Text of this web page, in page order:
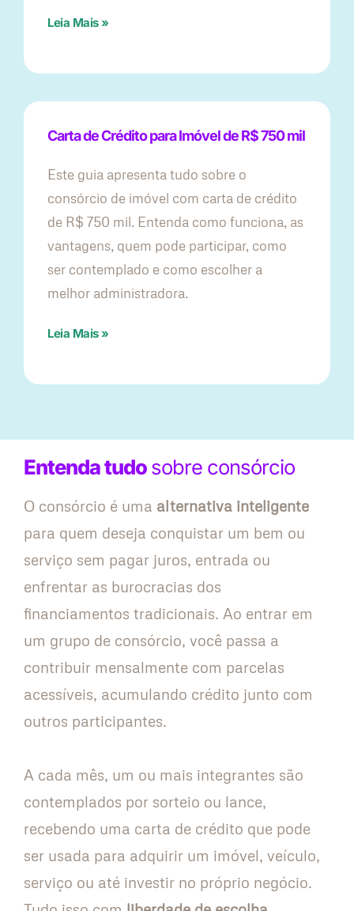
Leia Mais »
Carta de Crédito para Imóvel de R$ 750 mil
Este guia apresenta tudo sobre o
consórcio de imóvel com carta de crédito
de R$ 750 mil. Entenda como funciona, as
vantagens, quem pode participar, como
ser contemplado e como escolher a
melhor administradora.
Leia Mais »
Entenda tudosobre consórcio
O consórcio é uma alternativa inteligente
para quem deseja conquistar um bem ou
serviço sem pagar juros, entrada ou
enfrentar as burocracias dos
financiamentos tradicionais. Ao entrar em
um grupo de consórcio, você passa a
contribuir mensalmente com parcelas
acessíveis, acumulando crédito junto com
outros participantes.
A cada mês, um ou mais integrantes são
contemplados por sorteio ou lance,
recebendo uma carta de crédito que pode
ser usada para adquirir um imóvel, veículo,
serviço ou até investir no próprio negócio.